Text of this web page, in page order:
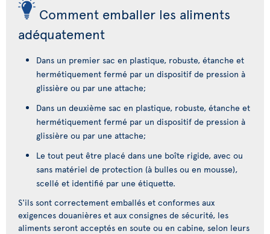
Comment emballer les aliments
adéquatement
Dans un premier sac en plastique, robuste, étanche et
hermétiquement fermé par un dispositif de pression à
glissière ou par une attache;
Dans un deuxième sac en plastique, robuste, étanche et
hermétiquement fermé par un dispositif de pression à
glissière ou par une attache;
Le tout peut être placé dans une boîte rigide, avec ou
sans matériel de protection (à bulles ou en mousse),
scellé et identifié par une étiquette.
S'ils sont correctement emballés et conformes aux
exigences douanières et aux consignes de sécurité, les
aliments seront acceptés en soute ou en cabine, selon leurs